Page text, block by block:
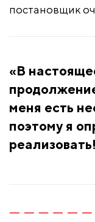
постановщик
«В
меня есть
поэтому я